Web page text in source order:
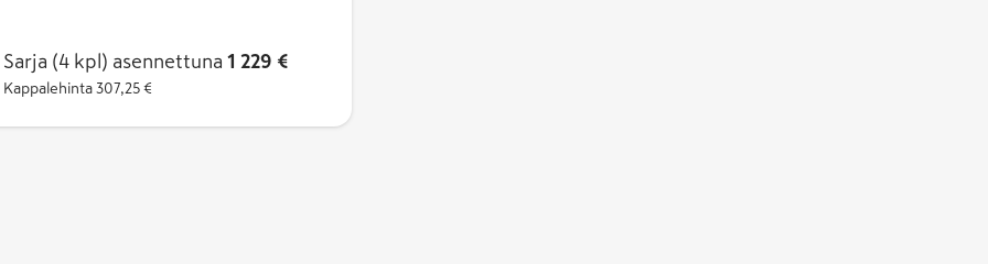
Sarja (4 kpl) asennettuna 1 229 €
Kappalehinta 307,25 €